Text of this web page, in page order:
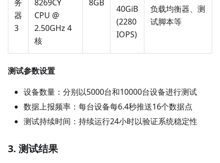
务
器
3
8269CY
CPU @
2.50GHz 4
核
8GB
40GiB
(2280
IOPS)
负载均衡器、测
试脚本等
测试参数设置
设备数量：分别以5000台和10000台设备进行测试
数据上报频率：每台设备每6.4秒推送16个数据点
测试持续时间：持续运行24小时以验证系统稳定性
3. 测试结果